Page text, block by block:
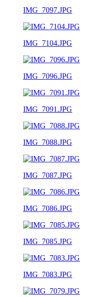
IMG_7097.JPG
IMG_7104.JPG
IMG_7096.JPG
IMG_7091.JPG
IMG_7088.JPG
IMG_7087.JPG
IMG_7086.JPG
IMG_7085.JPG
IMG_7083.JPG